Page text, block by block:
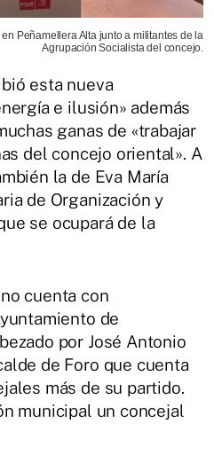
Peñamellera Alta junto a militantes de la
Agrupación Socialista del concejo.
esta nueva
e ilusión» además
ganas de «trabajar
del concejo oriental». A
la de Eva María
de Organización y
se ocupará de la
cuenta con
de
por José Antonio
de Foro que cuenta
más de su partido.
municipal un concejal